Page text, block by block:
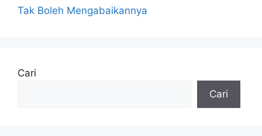
Tak Boleh Mengabaikannya
Cari
Cari